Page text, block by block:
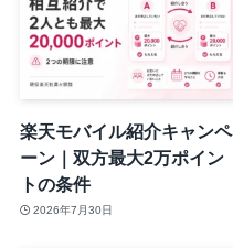
楽天モバイル紹介キャンペ
ーン｜双方最大2万ポイン
トの条件
2026年7月30日